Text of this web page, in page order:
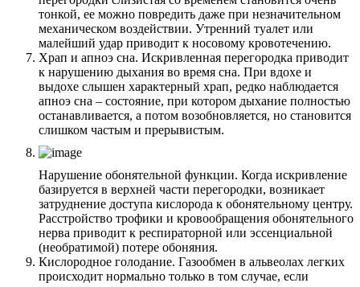
тонкой, ее можно повредить даже при незначительном
механическом воздействии. Утренний туалет или
малейший удар приводит к носовому кровотечению.
Храп и апноэ сна. Искривленная перегородка приводит
к нарушению дыхания во время сна. При вдохе и
выдохе слышен характерный храп, редко наблюдается
апноэ сна – состояние, при котором дыхание полностью
останавливается, а потом возобновляется, но становится
слишком частым и прерывистым.
Нарушение обонятельной функции. Когда искривление
базируется в верхней части перегородки, возникает
затруднение доступа кислорода к обонятельному центру.
Расстройство трофики и кровообращения обонятельного
нерва приводит к респираторной или эссенциальной
(необратимой) потере обоняния.
Кислородное голодание. Газообмен в альвеолах легких
происходит нормально только в том случае, если